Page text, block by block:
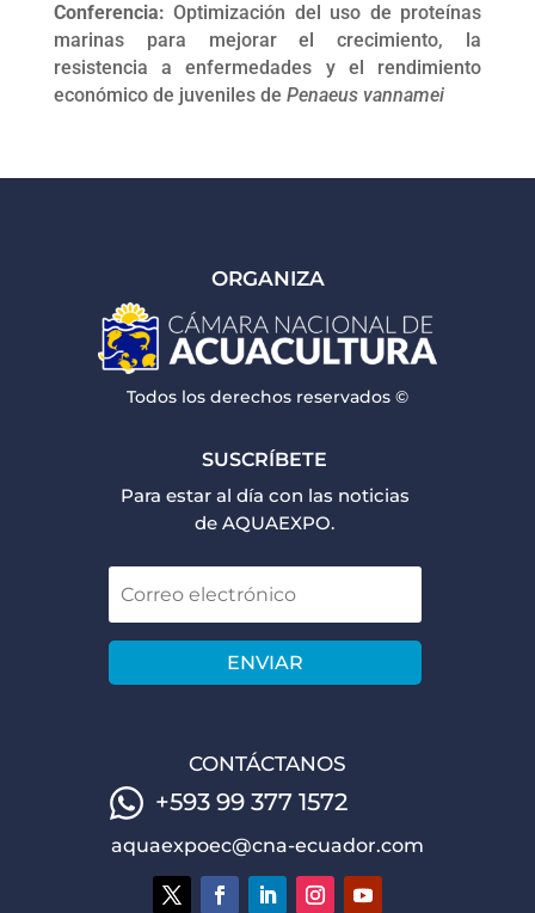
Conferencia: Optimización del uso de proteínas
marinas para mejorar el crecimiento, la
resistencia a enfermedades y el rendimiento
económico de juveniles de Penaeus vannamei
ORGANIZA
Todos los derechos reservados ©
SUSCRÍBETE
Para estar al día con las noticias
de AQUAEXPO.
ENVIAR
CONTÁCTANOS
+593 99 377 1572
aquaexpoec@cna-ecuador.com